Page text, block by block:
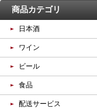
商品カテゴリ
日本酒
ワイン
ビール
食品
配送サービス